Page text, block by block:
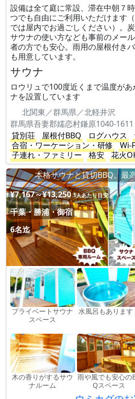
設備は全て庭に常設、滞在中朝７
つでも自由にご利用いただけます
では屋内でお過ごしください）。
サウナの使い方なども事前のメー
者の方でも安心。雨用の屋根付き
も用意しています。
サウナ
ロウリュで100度近くまで温度が
ナを設置しています
北関東／群馬県／北軽井沢
群馬県吾妻郡嬬恋村鎌原1040-
貸別荘
屋根付BBQ ログハウス
合宿・ワーケーション・研修
Wi-
子連れ・ファミリー
格安 花火
本格サウナと貸切BBQ。最
¥7,167～¥13,250 1人あたり目安
千葉・勝浦・御宿
6名迄
プライベートサウナ
スペース
水風呂もあります
木の香りがするサウ
ナルーム
雨や風でも安心の
Qスペース